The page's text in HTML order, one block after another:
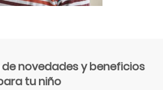
novedades y beneficios
tu niño